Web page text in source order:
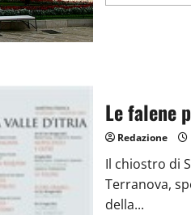
Le falene
Redazione
Il chiostro di
Terranova,
della...